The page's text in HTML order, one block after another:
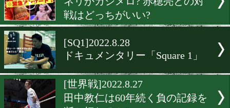
[動画]2022.11.28
カシメロ×赤穂亮のドキュ
タリー動画が公開
[ボクモバ投票]2022.9.3
ネリかカシメロ? 赤穂亮と